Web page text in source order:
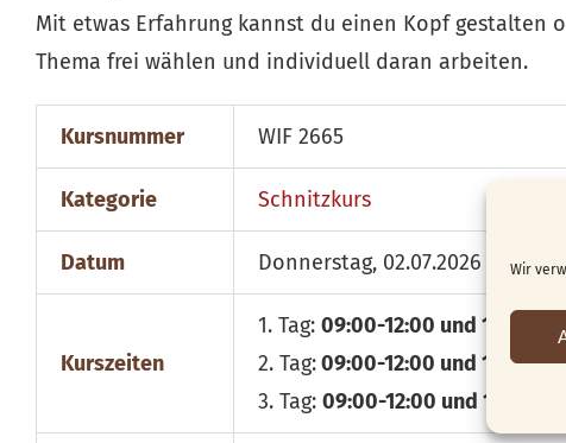
Wir
Mit etwas Erfahrung kannst du einen Kopf gestalten
Thema frei wählen und individuell daran arbeiten.
Kursnummer WIF 2665
Kategorie Schnitzkurs
Datum Donnerstag, 02.07.2026 -
Kurszeiten
1. Tag: 09:00-12:00 und 13:00-
2. Tag:09:00-12:00 und 13:00-
3. Tag: 09:00-12:00 und 13:00-